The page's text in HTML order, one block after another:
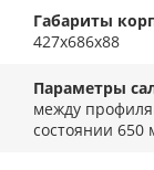
Габариты
427x686x88
Параметры
между
состоянии 650